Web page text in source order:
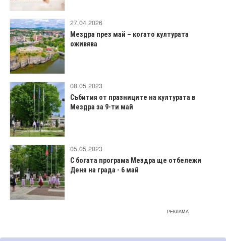
27.04.2026
Мездра през май – когато културата
оживява
08.05.2023
Събития от празниците на културата в
Мездра за 9-ти май
05.05.2023
С богата програма Мездра ще отбележи
Деня на града - 6 май
РЕКЛАМА